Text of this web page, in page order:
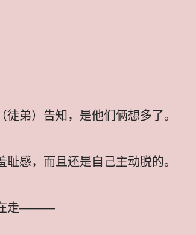
弟）告知，是他们俩想多了。
感，而且还是自己主动脱的。
在走———